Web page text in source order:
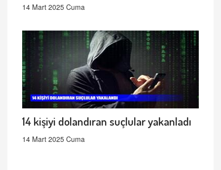
14 Mart 2025 Cuma
14 kişiyi dolandıran suçlular yakanladı
14 Mart 2025 Cuma